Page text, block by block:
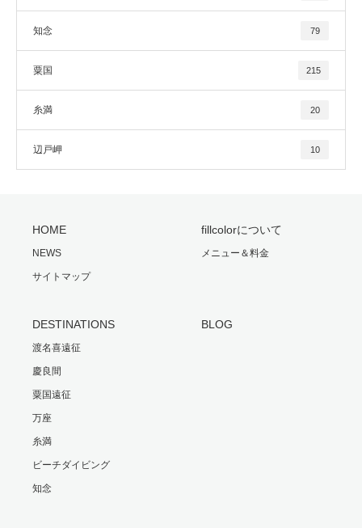
知念 79
粟国 215
糸満 20
辺戸岬 10
HOME
NEWS
サイトマップ
fillcolorについて
メニュー＆料金
DESTINATIONS
渡名喜遠征
慶良間
粟国遠征
万座
糸満
ビーチダイビング
知念
BLOG